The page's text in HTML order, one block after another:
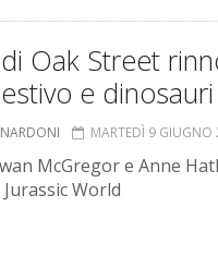
Oak Street
e dinosauri
MARTEDÌ 9 GIUGNO
McGregor e Anne
World